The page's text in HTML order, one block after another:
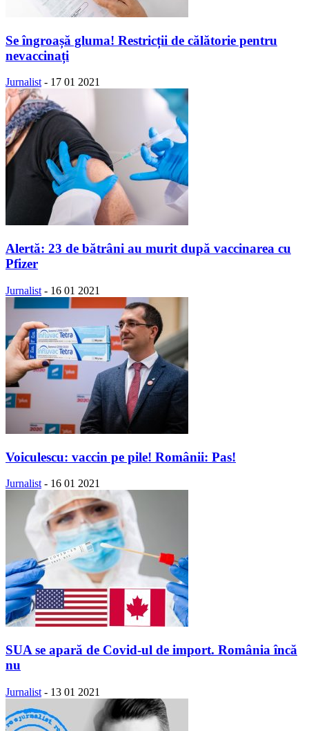
Se îngroașă gluma! Restricții de călătorie pentru
nevaccinați
Jurnalist - 17 01 2021
Alertă: 23 de bătrâni au murit după vaccinarea cu
Pfizer
Jurnalist - 16 01 2021
Voiculescu: vaccin pe pile! Românii: Pas!
Jurnalist - 16 01 2021
SUA se apară de Covid-ul de import. România încă
nu
Jurnalist - 13 01 2021